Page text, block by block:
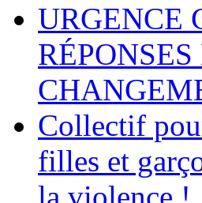
URGENCE
Collectif
filles et